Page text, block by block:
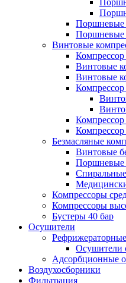
Поршневые
Поршневые
Винтовые
Компрессор
Винтовые
Винтовые
Компрессор
Безмасляные
Винтовые
Поршневые
Компрессоры
Компрессоры
Бустеры 40 бар
Осушители
Осушители
Адсорбционные
Воздухосборники
Фильтрация